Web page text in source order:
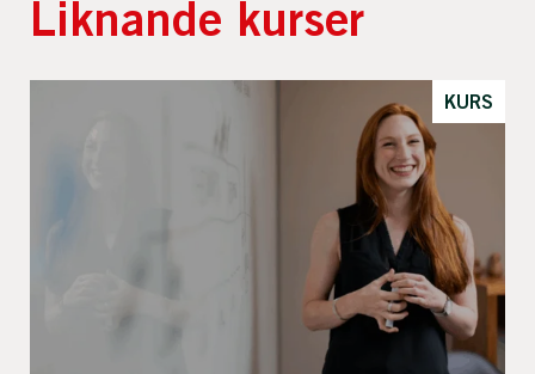
Liknande kurser
KURS